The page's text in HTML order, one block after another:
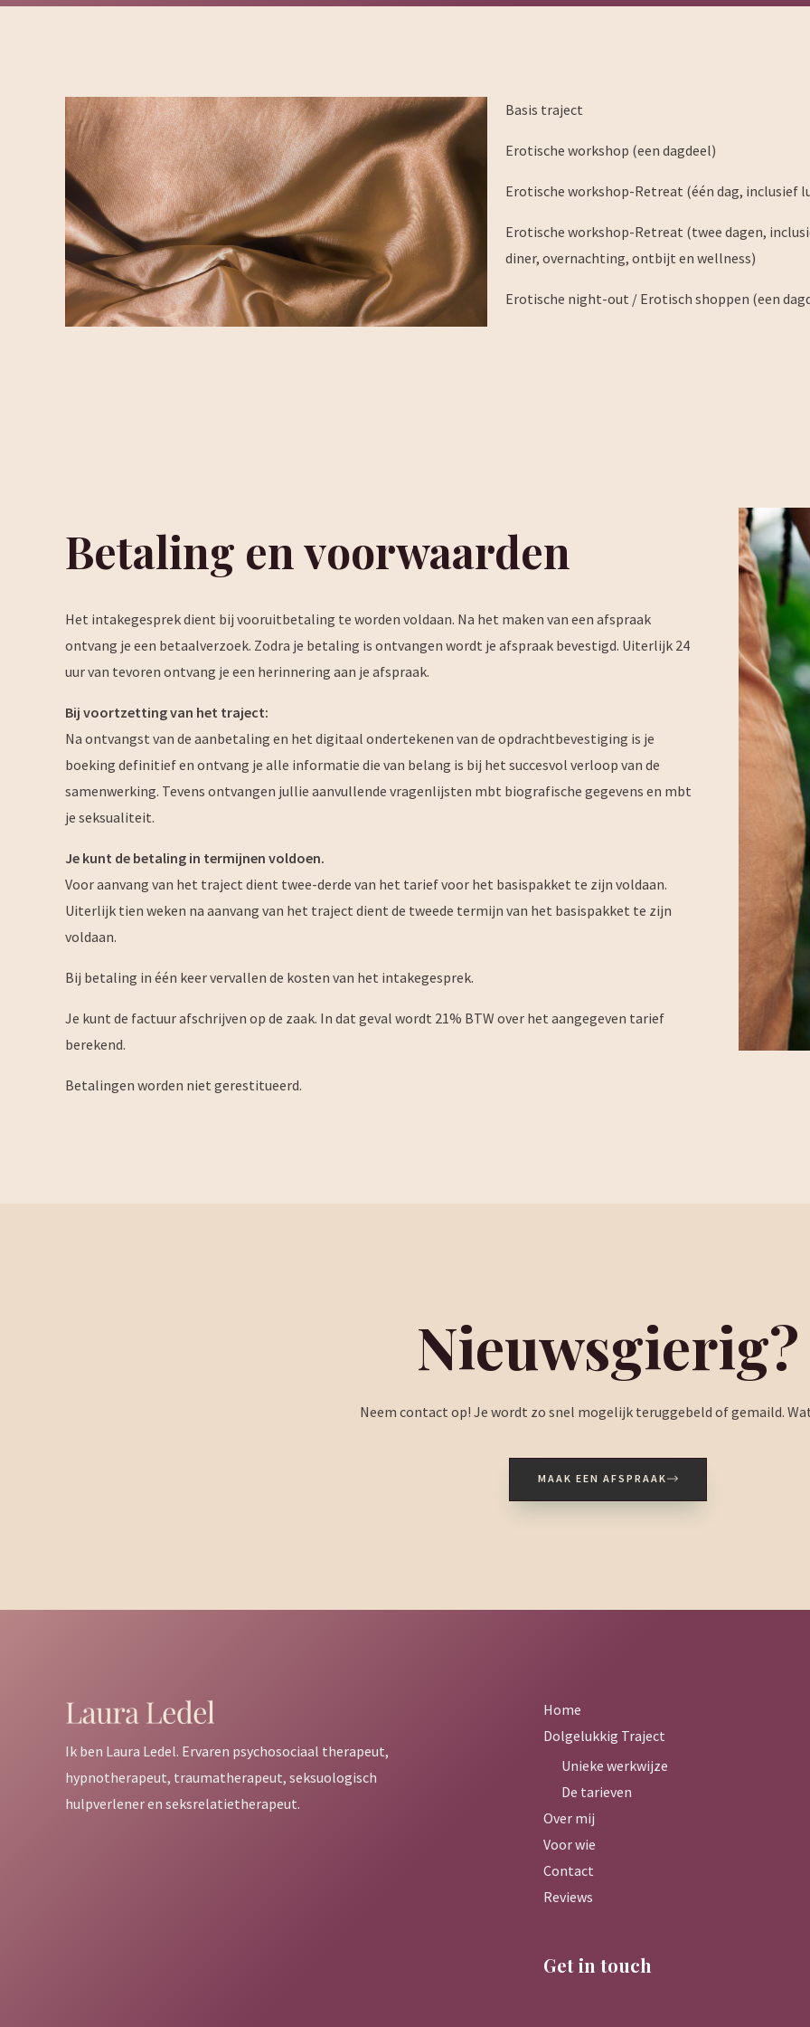
Basis traject
Erotische workshop (een dagdeel)
Erotische workshop-Retreat (één dag, inclusief
Erotische workshop-Retreat (twee dagen,
diner, overnachting, ontbijt en wellness)
Erotische night-out / Erotisch shoppen (een
Betaling en voorwaarden
Het intakegesprek dient bij vooruitbetaling te worden voldaan. Na het maken van een afspraak
ontvang je een betaalverzoek. Zodra je betaling is ontvangen wordt je afspraak bevestigd. Uiterlijk 24
uur van tevoren ontvang je een herinnering aan je afspraak.
Bij voortzetting van het traject:
Na ontvangst van de aanbetaling en het digitaal ondertekenen van de opdrachtbevestiging is je
boeking definitief en ontvang je alle informatie die van belang is bij het succesvol verloop van de
samenwerking. Tevens ontvangen jullie aanvullende vragenlijsten mbt biografische gegevens en mbt
je seksualiteit.
Je kunt de betaling in termijnen voldoen.
Voor aanvang van het traject dient twee-derde van het tarief voor het basispakket te zijn voldaan.
Uiterlijk tien weken na aanvang van het traject dient de tweede termijn van het basispakket te zijn
voldaan.
Bij betaling in één keer vervallen de kosten van het intakegesprek.
Je kunt de factuur afschrijven op de zaak. In dat geval wordt 21% BTW over het aangegeven tarief
berekend.
Betalingen worden niet gerestitueerd.
Nieuwsgierig?
Neem contact op! Je wordt zo snel mogelijk teruggebeld of gemaild.
MAAK EEN AFSPRAAK
Ik ben Laura Ledel. Ervaren psychosociaal therapeut,
hypnotherapeut, traumatherapeut, seksuologisch
hulpverlener en seksrelatietherapeut.
Home
Dolgelukkig Traject
Unieke werkwijze
De tarieven
Over mij
Voor wie
Contact
Reviews
Get in touch